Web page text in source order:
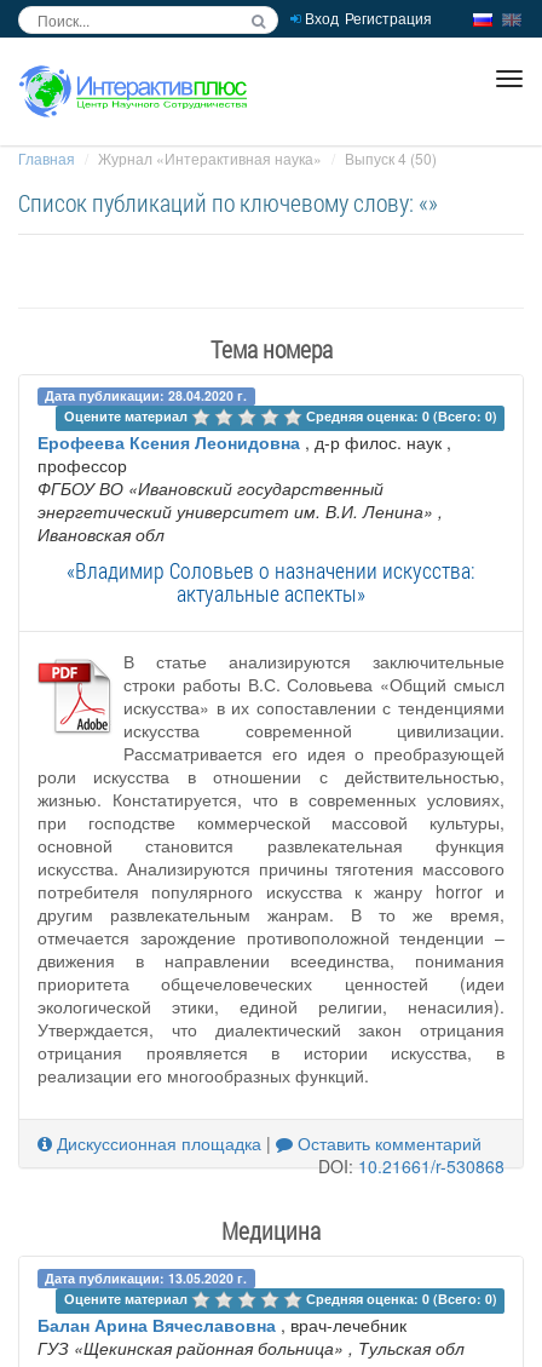
Вход Регистрация
Главная Журнал «Интерактивная наука» Выпуск 4 (50)
Список публикаций по ключевому слову: «»
Тема номера
Дата публикации: 28.04.2020 г.
Оцените материал
Средняя оценка: 0 (Всего: 0)
Ерофеева Ксения Леонидовна , д-р филос. наук ,
профессор
ФГБОУ ВО «Ивановский государственный
энергетический университет им. В.И. Ленина» ,
Ивановская обл
«Владимир Cоловьев о назначении искусства:
актуальные аспекты»
В статье анализируются заключительные
строки работы В.С. Соловьева «Общий смысл
искусства» в их сопоставлении с тенденциями
искусства современной цивилизации.
Рассматривается его идея о преобразующей
роли искусства в отношении с действительностью,
жизнью. Констатируется, что в современных условиях,
при господстве коммерческой массовой культуры,
основной становится развлекательная функция
искусства. Анализируются причины тяготения массового
потребителя популярного искусства к жанру horror и
другим развлекательным жанрам. В то же время,
отмечается зарождение противоположной тенденции –
движения в направлении всеединства, понимания
приоритета общечеловеческих ценностей (идеи
экологической этики, единой религии, ненасилия).
Утверждается, что диалектический закон отрицания
отрицания проявляется в истории искусства, в
реализации его многообразных функций.
Дискуссионная площадка |
Оставить комментарий
DOI:10.21661/r-530868
Медицина
Дата публикации: 13.05.2020 г.
Оцените материал
Средняя оценка: 0 (Всего: 0)
Балан Арина Вячеславовна , врач-лечебник
ГУЗ «Щекинская районная больница» , Тульская обл